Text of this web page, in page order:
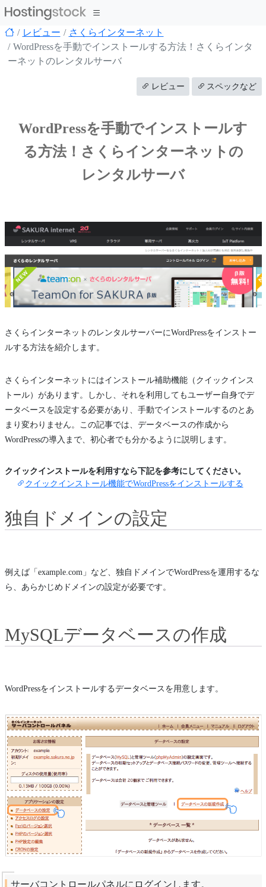
レビュー
さくらインターネット
WordPressを手動でインストールする方法！さくらインタ
ーネットのレンタルサーバ
レビュー スペックなど
WordPressを手動でインストールす
る方法！さくらインターネットの
レンタルサーバ
さくらインターネットのレンタルサーバーにWordPressをインストー
ルする方法を紹介します。
さくらインターネットにはインストール補助機能（クイックインス
トール）があります。しかし、それを利用してもユーザー自身でデ
ータベースを設定する必要があり、手動でインストールするのとあ
まり変わりません。この記事では、データベースの作成から
WordPressの導入まで、初心者でも分かるように説明します。
クイックインストールを利用すなら下記を参考にしてください。
クイックインストール機能でWordPressをインストールする
独自ドメインの設定
例えば「example.com」など、独自ドメインでWordPressを運用するな
ら、あらかじめドメインの設定が必要です。
MySQLデータベースの作成
WordPressをインストールするデータベースを用意します。
サーバコントロールパネルにログインします。